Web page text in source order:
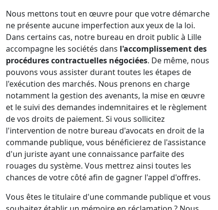
Nous mettons tout en œuvre pour que votre démarche
ne présente aucune imperfection aux yeux de la loi.
Dans certains cas, notre bureau en droit public à Lille
accompagne les sociétés dans l'accomplissement des
procédures contractuelles négociées. De même, nous
pouvons vous assister durant toutes les étapes de
l'exécution des marchés. Nous prenons en charge
notamment la gestion des avenants, la mise en œuvre
et le suivi des demandes indemnitaires et le règlement
de vos droits de paiement. Si vous sollicitez
l'intervention de notre bureau d'avocats en droit de la
commande publique, vous bénéficierez de l'assistance
d'un juriste ayant une connaissance parfaite des
rouages du système. Vous mettrez ainsi toutes les
chances de votre côté afin de gagner l'appel d'offres.
Vous êtes le titulaire d'une commande publique et vous